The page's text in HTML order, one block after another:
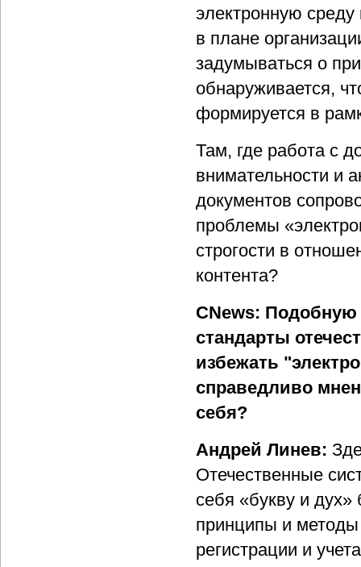
электронную
в плане
задумываться о
обнаруживается,
формируется в
Там, где работа с
внимательности и
документов
проблемы
строгости в
контента?
CNews: Подобную
стандарты
избежать
справедливо
себя?
Андрей Линев:
Отечественные
себя «букву и
принципы и методы
регистрации и